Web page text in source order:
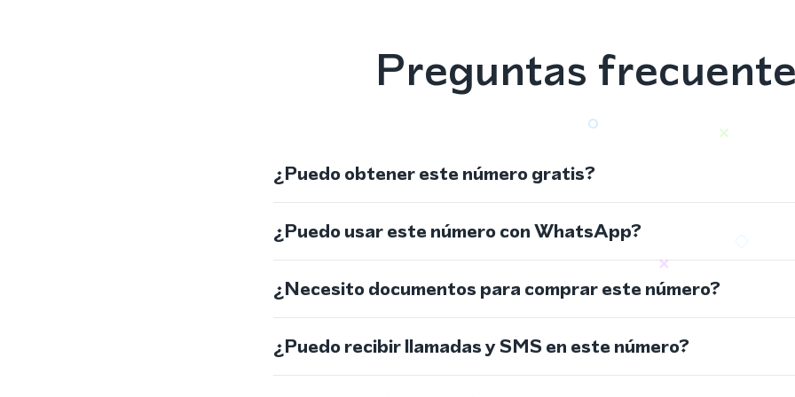
Preguntas
¿Puedo obtener este número gratis?
¿Puedo usar este número con WhatsApp?
¿Necesito documentos para comprar este número?
¿Puedo recibir llamadas y SMS en este número?